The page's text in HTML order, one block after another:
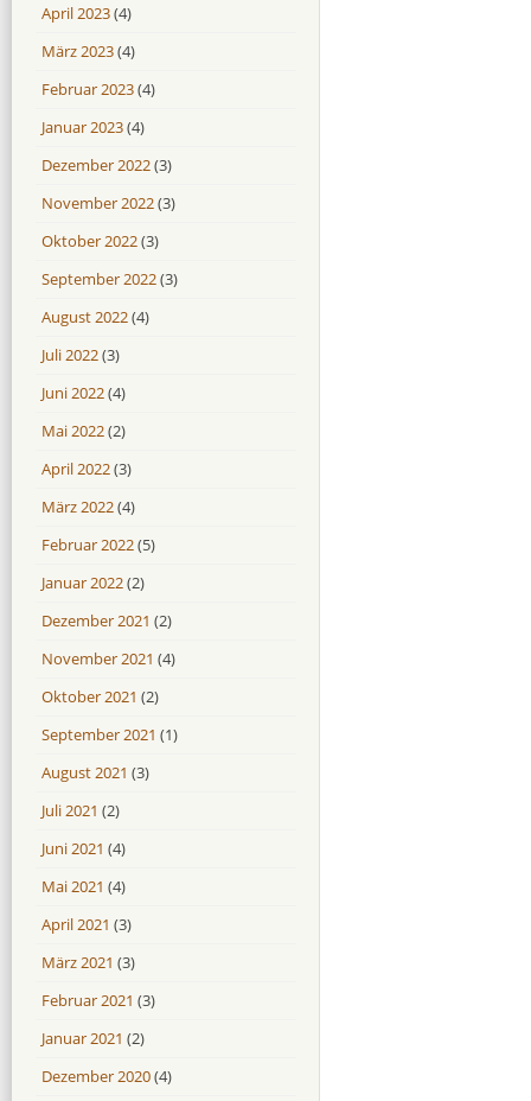
April 2023(4)
März 2023(4)
Februar 2023(4)
Januar 2023(4)
Dezember 2022(3)
November 2022(3)
Oktober 2022(3)
September 2022(3)
August 2022(4)
Juli 2022(3)
Juni 2022(4)
Mai 2022(2)
April 2022(3)
März 2022(4)
Februar 2022(5)
Januar 2022(2)
Dezember 2021 (2)
November 2021 (4)
Oktober 2021 (2)
September 2021 (1)
August 2021 (3)
Juli 2021 (2)
Juni 2021 (4)
Mai 2021 (4)
April 2021 (3)
März 2021 (3)
Februar 2021 (3)
Januar 2021 (2)
Dezember 2020(4)